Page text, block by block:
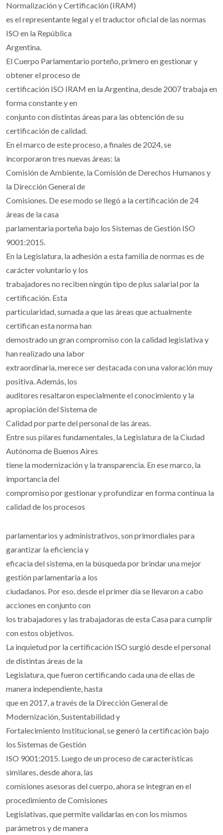
Normalización y Certificación (IRAM)
es el representante legal y el traductor oficial de las normas
ISO en la República
Argentina.
El Cuerpo Parlamentario porteño, primero en gestionar y
obtener el proceso de
certificación ISO IRAM en la Argentina, desde 2007 trabaja en
forma constante y en
conjunto con distintas áreas para las obtención de su
certificación de calidad.
En el marco de este proceso, a finales de 2024, se
incorporaron tres nuevas áreas: la
Comisión de Ambiente, la Comisión de Derechos Humanos y
la Dirección General de
Comisiones. De ese modo se llegó a la certificación de 24
áreas de la casa
parlamentaria porteña bajo los Sistemas de Gestión ISO
9001:2015.
En la Legislatura, la adhesión a esta familia de normas es de
carácter voluntario y los
trabajadores no reciben ningún tipo de plus salarial por la
certificación. Esta
particularidad, sumada a que las áreas que actualmente
certifican esta norma han
demostrado un gran compromiso con la calidad legislativa y
han realizado una labor
extraordinaria, merece ser destacada con una valoración muy
positiva. Además, los
auditores resaltaron especialmente el conocimiento y la
apropiación del Sistema de
Calidad por parte del personal de las áreas.
Entre sus pilares fundamentales, la Legislatura de la Ciudad
Autónoma de Buenos Aires
tiene la modernización y la transparencia. En ese marco, la
importancia del
compromiso por gestionar y profundizar en forma continua la
calidad de los procesos
parlamentarios y administrativos, son primordiales para
garantizar la eficiencia y
eficacia del sistema, en la búsqueda por brindar una mejor
gestión parlamentaria a los
ciudadanos. Por eso, desde el primer día se llevaron a cabo
acciones en conjunto con
los trabajadores y las trabajadoras de esta Casa para cumplir
con estos objetivos.
La inquietud por la certificación ISO surgió desde el personal
de distintas áreas de la
Legislatura, que fueron certificando cada una de ellas de
manera independiente, hasta
que en 2017, a través de la Dirección General de
Modernización, Sustentabilidad y
Fortalecimiento Institucional, se generó la certificación bajo
los Sistemas de Gestión
ISO 9001:2015. Luego de un proceso de características
similares, desde ahora, las
comisiones asesoras del cuerpo, ahora se integran en el
procedimiento de Comisiones
Legislativas, que permite validarlas en con los mismos
parámetros y de manera